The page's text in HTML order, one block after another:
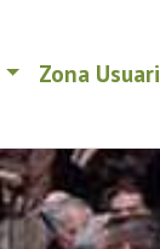
Zona Usuari